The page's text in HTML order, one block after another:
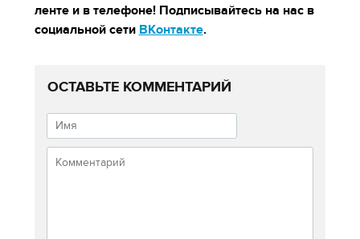
ленте и в телефоне! Подписывайтесь на нас в
социальной сети ВКонтакте.
ОСТАВЬТЕ КОММЕНТАРИЙ